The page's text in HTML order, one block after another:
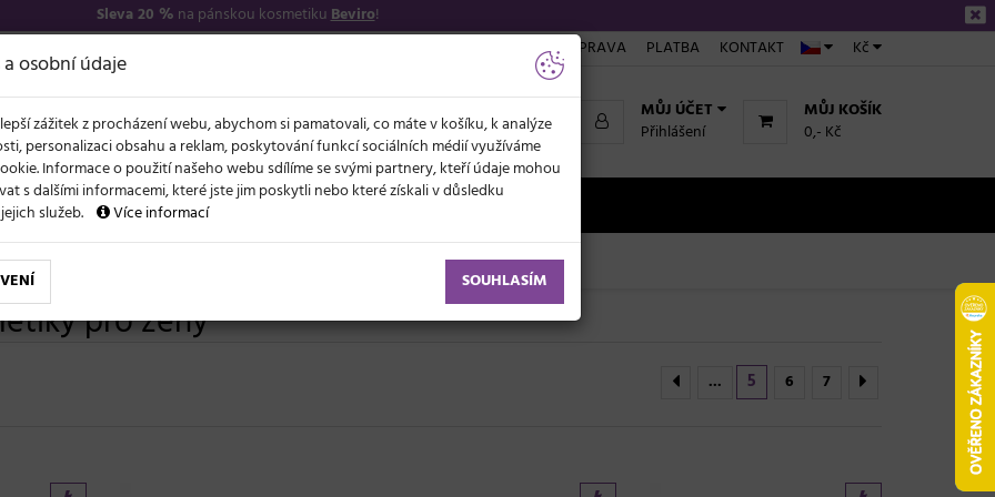
Sleva 20 % na pánskou kosmetikuBeviro!
Kč
DOPRAVA PLATBA KONTAKT
MŮJ KOŠÍK
0,- Kč
MŮJ ÚČET
Přihlášení
NOVĚ LÉTO A VLASY AKCE
pro ženy
... 5 6 7
osobní údaje
zážitek z procházení webu, abychom si pamatovali, co máte v košíku, k analýze
personalizaci obsahu a reklam, poskytování funkcí sociálních médií využíváme
Informace o použití našeho webu sdílíme se svými partnery, kteří údaje mohou
s dalšími informacemi, které jste jim poskytli nebo které získali v důsledku
služeb.
Více informací
SOUHLASÍM